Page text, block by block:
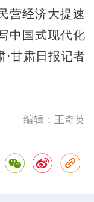
营经济大提速
中国式现代化
·甘肃日报记者
编辑：王奇英